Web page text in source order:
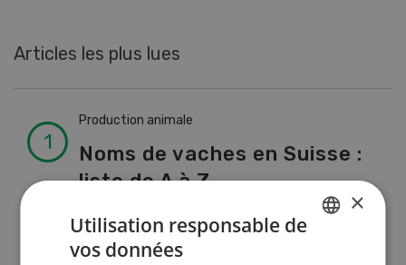
Articles les plus lues
Production animale
Noms de vaches en Suisse :
liste de A à Z
Production animale
×
Utilisation responsable de
vos données